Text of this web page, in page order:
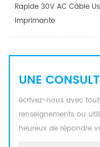
Rapide 30V AC Câble
Imprimante
UNE
écrivez-nous avec
renseignements ou
heureux de répondre